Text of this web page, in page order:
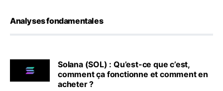
Analyses fondamentales
Solana (SOL) : Qu’est-ce que c’est,
comment ça fonctionne et comment en
acheter ?